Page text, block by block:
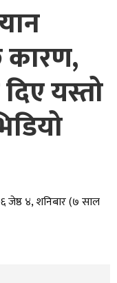
कारण,
यस्तो
जेष्ठ ४, शनिबार (७ साल